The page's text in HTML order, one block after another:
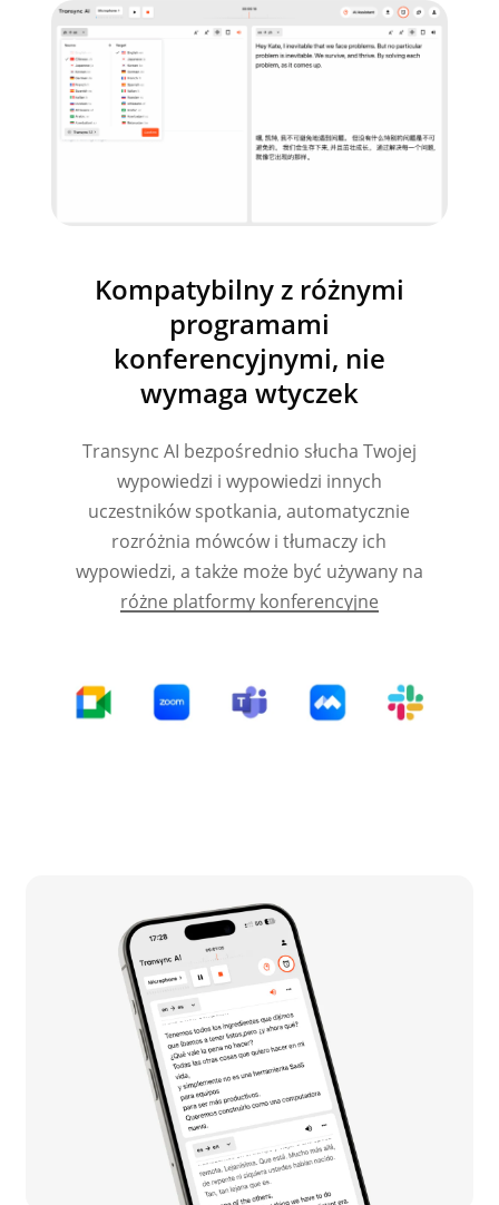
Kompatybilny z różnymi
programami
konferencyjnymi, nie
wymaga wtyczek
Transync AI bezpośrednio słucha Twojej
wypowiedzi i wypowiedzi innych
uczestników spotkania, automatycznie
rozróżnia mówców i tłumaczy ich
wypowiedzi, a także może być używany na
różne platformy konferencyjne